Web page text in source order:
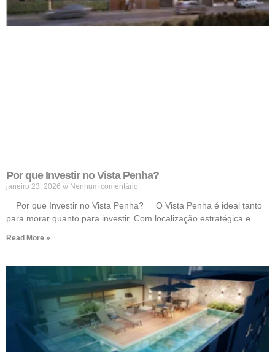
Por que Investir no Vista Penha?
janeiro 23, 2026 Nenhum comentário
Por que Investir no Vista Penha? O Vista Penha é ideal tanto
para morar quanto para investir. Com localização estratégica e
Read More »